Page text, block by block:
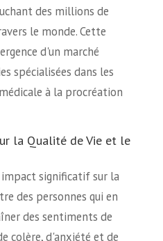
des millions de
le monde. Cette
d'un marché
spécialisées dans les
à la procréation
la Qualité de Vie et le
significatif sur la
des personnes qui en
des sentiments de
colère, d'anxiété et de